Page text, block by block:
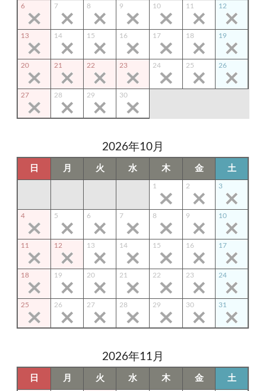
6 7 8 9 10 11 12
13 14 15 16 17 18 19
20 21 22 23 24 25 26
27 28 29 30
2026年10月
日 月 火 水 木 金 土
1 2 3
4 5 6 7 8 9 10
11 12 13 14 15 16 17
18 19 20 21 22 23 24
25 26 27 28 29 30 31
2026年11月
日 月 火 水 木 金 土